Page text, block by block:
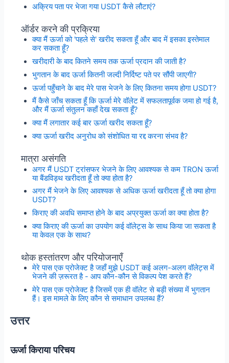
अक्रिय पता पर भेजा गया USDT कैसे लौटाएं?
ऑर्डर करने की प्रक्रिया
क्या मैं ऊर्जा को 'पहले से' खरीद सकता हूँ और बाद में इसका इस्तेमाल
कर सकता हूँ?
खरीदारी के बाद कितने समय तक ऊर्जा प्रदान की जाती है?
भुगतान के बाद ऊर्जा कितनी जल्दी निर्दिष्ट पते पर सौंपी जाएगी?
ऊर्जा पहुँचाने के बाद मेरे पास भेजने के लिए कितना समय होगा USDT?
मैं कैसे जाँच सकता हूँ कि ऊर्जा मेरे वॉलेट में सफलतापूर्वक जमा हो गई है,
और मैं ऊर्जा संतुलन कहाँ देख सकता हूँ?
क्या मैं लगातार कई बार ऊर्जा खरीद सकता हूँ?
क्या ऊर्जा खरीद अनुरोध को संशोधित या रद्द करना संभव है?
मात्रा असंगति
अगर मैं USDT ट्रांसफर भेजने के लिए आवश्यक से कम TRON ऊर्जा
या बैंडविड्थ खरीदता हूँ तो क्या होता है?
अगर मैं भेजने के लिए आवश्यक से अधिक ऊर्जा खरीदता हूँ तो क्या होगा
USDT?
किराए की अवधि समाप्त होने के बाद अप्रयुक्त ऊर्जा का क्या होता है?
क्या किराए की ऊर्जा का उपयोग कई वॉलेट्स के साथ किया जा सकता है
या केवल एक के साथ?
थोक हस्तांतरण और परियोजनाएँ
मेरे पास एक प्रोजेक्ट है जहाँ मुझे USDT कई अलग-अलग वॉलेट्स में
भेजने की ज़रूरत है - आप कौन-कौन से विकल्प पेश करते हैं?
मेरे पास एक प्रोजेक्ट है जिसमें एक ही वॉलेट से बड़ी संख्या में भुगतान
हैं। इस मामले के लिए कौन से समाधान उपलब्ध हैं?
उत्तर
ऊर्जा किराया परिचय